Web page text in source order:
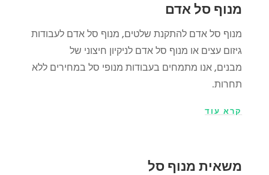
מנוף סל אדם
מנוף סל אדם להתקנת שלטים, מנוף סל אדם לעבודות
גיזום עצים או מנוף סל אדם לניקיון חיצוני של
מבנים, אנו מתמחים בעבודות מנופי סל במחירים ללא
תחרות.
קרא עוד
משאית מנוף סל